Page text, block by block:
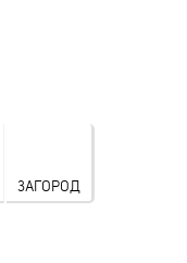
ЗАГОРОД